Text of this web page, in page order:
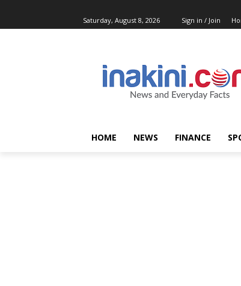
Saturday, August 8, 2026 Sign in / Join
HOME NEWS FINANCE